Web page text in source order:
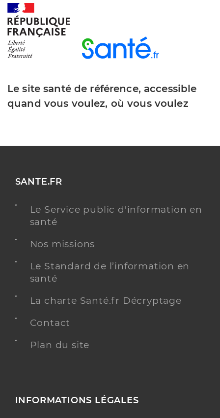
Le site santé de référence, accessible
quand vous voulez, où vous voulez
SANTE.FR
Le Service public d'information en
santé
Nos missions
Le Standard de l’information en
santé
La charte Santé.fr Décryptage
Contact
Plan du site
INFORMATIONS LÉGALES